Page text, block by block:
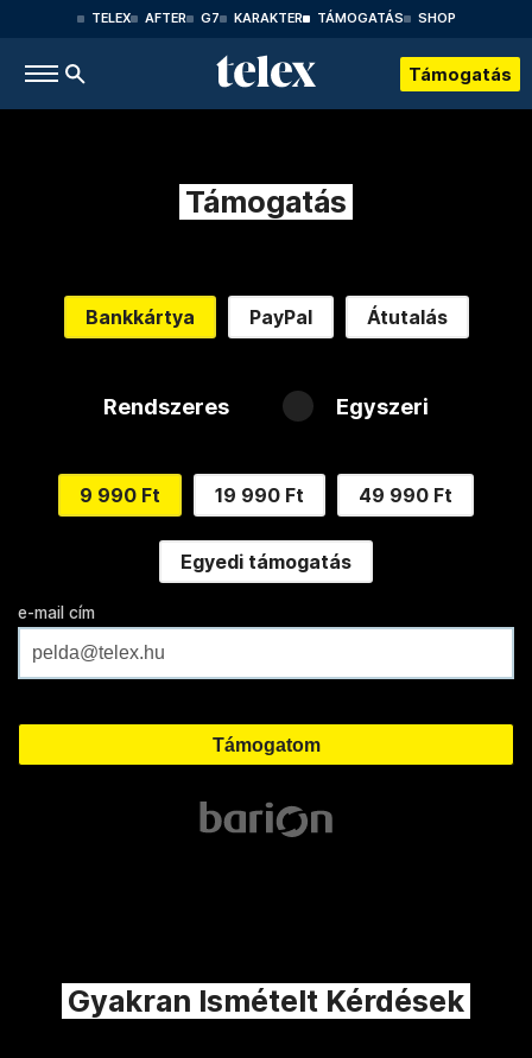
TELEX AFTER G7 KARAKTER TÁMOGATÁS SHOP
Támogatás
Támogatás
Bankkártya PayPal Átutalás
Rendszeres Egyszeri
9 990 Ft 19 990 Ft 49 990 Ft
Egyedi támogatás
e-mail cím
Gyakran Ismételt Kérdések